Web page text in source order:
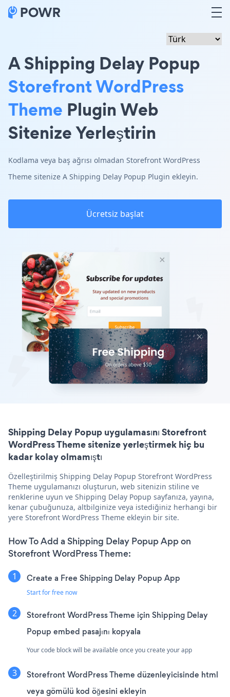
A Shipping Delay Popup
Storefront WordPress
Theme Plugin Web
Sitenize Yerleştirin
Kodlama veya baş ağrısı olmadan Storefront WordPress
Theme sitenize A Shipping Delay Popup Plugin ekleyin.
Ücretsiz başlat
Shipping Delay Popup uygulamasını Storefront
WordPress Theme sitenize yerleştirmek hiç bu
kadar kolay olmamıştı
Özelleştirilmiş Shipping Delay Popup Storefront WordPress
Theme uygulamanızı oluşturun, web sitenizin stiline ve
renklerine uyun ve Shipping Delay Popup sayfanıza, yayına,
kenar çubuğunuza, altbilginize veya istediğiniz herhangi bir
yere Storefront WordPress Theme ekleyin bir site.
How To Add a Shipping Delay Popup App on
Storefront WordPress Theme:
Create a Free Shipping Delay Popup App
Start for free now
Storefront WordPress Theme için Shipping Delay
Popup embed pasajını kopyala
Your code block will be available once you create your app
Storefront WordPress Theme düzenleyicisinde html
veya gömülü kod öğesini ekleyin